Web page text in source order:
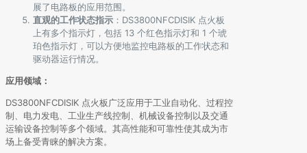
展了电路板的应用范围。
直观的工作状态指示 ：DS3800NFCDISIK 点火板
上有多个指示灯，包括 13 个红色指示灯和 1 个琥
珀色指示灯，可以方便地监控电路板的工作状态和
驱动器运行情况。
应用领域：
DS3800NFCDISIK 点火板广泛应用于工业自动化、过程控
制、电力发电、工业生产线控制、机械设备控制以及交通
运输设备控制等多个领域。其高性能和可靠性使其成为市
场上备受青睐的解决方案。